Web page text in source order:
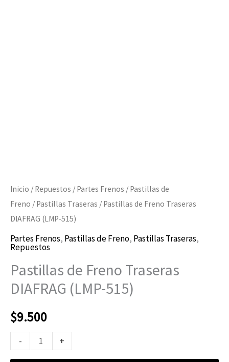
Inicio / Repuestos / Partes Frenos / Pastillas de
Freno / Pastillas Traseras / Pastillas de Freno Traseras
DIAFRAG (LMP-515)
Partes Frenos, Pastillas de Freno, Pastillas Traseras,
Repuestos
Pastillas de Freno Traseras
DIAFRAG (LMP-515)
$9.500
- +